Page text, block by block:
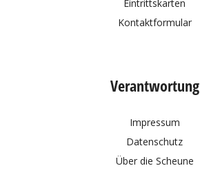
Eintrittskarten
Kontaktformular
Verantwortung
Impressum
Datenschutz
Über die Scheune